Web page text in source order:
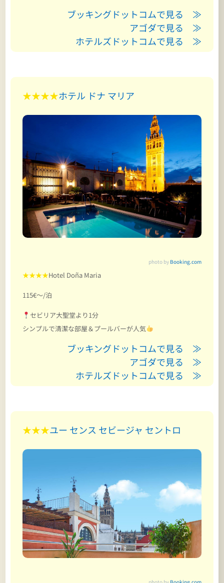
ブッキングドットコムで見る ≫
アゴダで見る ≫
ホテルズドットコムで見る ≫
★★★★ホテル ドナ マリア
photo by Booking.com
★★★★Hotel Doña Maria
115€～/泊
セビリア大聖堂より1分
シンプルで清潔な部屋＆プールバーが人気
ブッキングドットコムで見る ≫
アゴダで見る ≫
ホテルズドットコムで見る ≫
★★★ユー センス セビージャ セントロ